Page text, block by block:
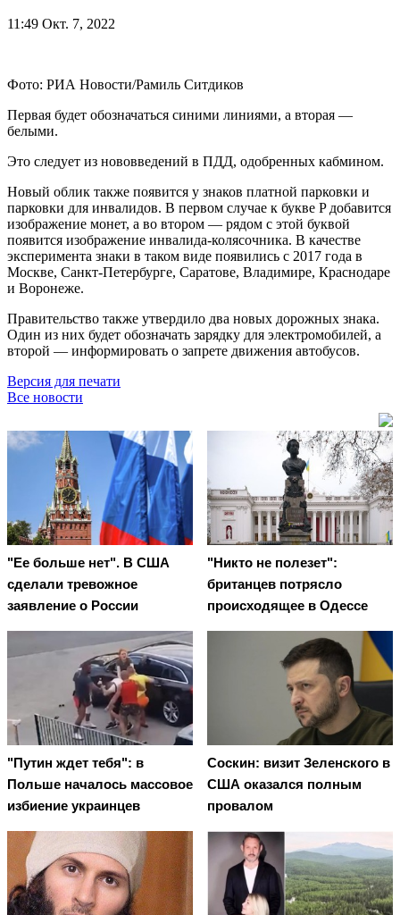
11:49 Окт. 7, 2022
Фото: РИА Новости/Рамиль Ситдиков
Первая будет обозначаться синими линиями, а вторая —
белыми.
Это следует из нововведений в ПДД, одобренных кабмином.
Новый облик также появится у знаков платной парковки и
парковки для инвалидов. В первом случае к букве P добавится
изображение монет, а во втором — рядом с этой буквой
появится изображение инвалида-колясочника. В качестве
эксперимента знаки в таком виде появились с 2017 года в
Москве, Санкт-Петербурге, Саратове, Владимире, Краснодаре
и Воронеже.
Правительство также утвердило два новых дорожных знака.
Один из них будет обозначать зарядку для электромобилей, а
второй — информировать о запрете движения автобусов.
Версия для печати
Все новости
"Ее больше нет". В США
сделали тревожное
заявление о России
"Никто не полезет":
британцев потрясло
происходящее в Одессе
"Путин ждет тебя": в
Польше началось массовое
избиение украинцев
Соскин: визит Зеленского в
США оказался полным
провалом